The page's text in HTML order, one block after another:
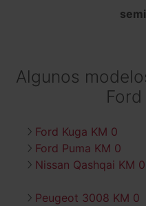
Algunos
Ford Kuga KM 0
Ford Puma KM 0
Nissan Qashqai KM 0
Peugeot 3008 KM 0